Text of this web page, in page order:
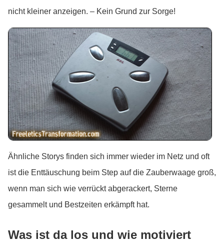
nicht kleiner anzeigen. – Kein Grund zur Sorge!
Ähnliche Storys finden sich immer wieder im Netz und oft
ist die Enttäuschung beim Step auf die Zauberwaage groß,
wenn man sich wie verrückt abgerackert, Sterne
gesammelt und Bestzeiten erkämpft hat.
Was ist da los und wie motiviert